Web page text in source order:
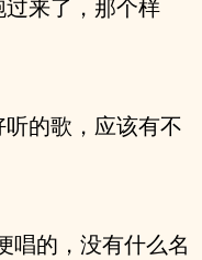
来了，那个样
的歌，应该有不
唱的，没有什么名